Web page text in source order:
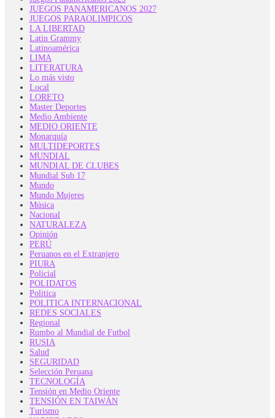
JUEGOS PANAMERICANOS 2027
JUEGOS PARAOLIMPICOS
LA LIBERTAD
Latin Grammy
Latinoamérica
LIMA
LITERATURA
Lo más visto
Local
LORETO
Master Deportes
Medio Ambiente
MEDIO ORIENTE
Monarquía
MULTIDEPORTES
MUNDIAL
MUNDIAL DE CLUBES
Mundial Sub 17
Mundo
Mundo Mujeres
Música
Nacional
NATURALEZA
Opinión
PERÚ
Peruanos en el Extranjero
PIURA
Policial
POLIDATOS
Politica
POLITICA INTERNACIONAL
REDES SOCIALES
Regional
Rumbo al Mundial de Futbol
RUSIA
Salud
SEGURIDAD
Selección Peruana
TECNOLOGÍA
Tensión en Medio Oriente
TENSIÓN EN TAIWÁN
Turismo